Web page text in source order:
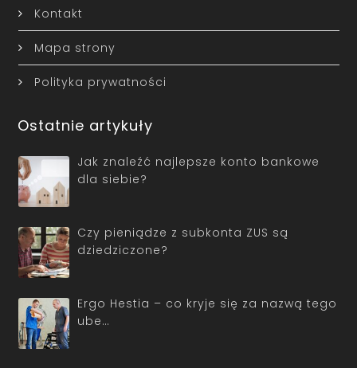
Kontakt
Mapa strony
Polityka prywatności
Ostatnie artykuły
Jak znaleźć najlepsze konto bankowe
dla siebie?
Czy pieniądze z subkonta ZUS są
dziedziczone?
Ergo Hestia – co kryje się za nazwą tego
ube…